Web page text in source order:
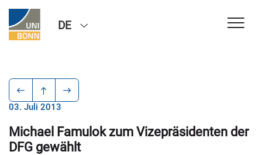
DE
03. Juli 2013
Michael Famulok zum Vizepräsidenten der
DFG gewählt